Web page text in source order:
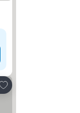
aos favoritos